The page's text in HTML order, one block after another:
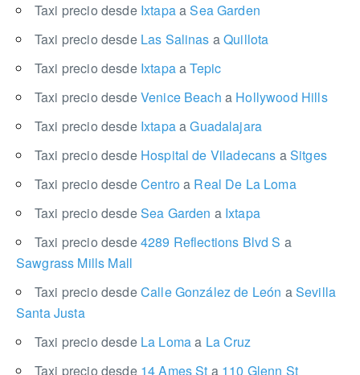
Taxi precio desde IxtapaaSea Garden
Taxi precio desde Las Salinas aQuillota
Taxi precio desde IxtapaaTepic
Taxi precio desdeVenice Beach a Hollywood Hills
Taxi precio desde IxtapaaGuadalajara
Taxi precio desde Hospital de Viladecans aSitges
Taxi precio desdeCentroa Real De La Loma
Taxi precio desdeSea Garden aIxtapa
Taxi precio desde4289 Reflections Blvd S a
Sawgrass Mills Mall
Taxi precio desdeCalle González de León aSevilla
Santa Justa
Taxi precio desde La Lomaa La Cruz
Taxi precio desde 14 Ames St a110 Glenn St